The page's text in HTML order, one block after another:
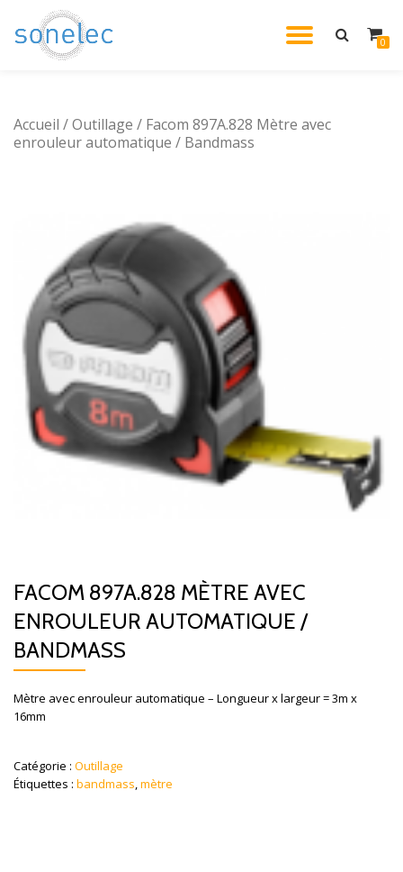
Aller
0
Accueil /Outillage / Facom 897A.828 Mètre avec
enrouleur automatique / Bandmass
FACOM 897A.828 MÈTRE AVEC
ENROULEUR AUTOMATIQUE /
BANDMASS
Mètre avec enrouleur automatique – Longueur x largeur = 3m x
16mm
Catégorie : Outillage
Étiquettes : bandmass,mètre